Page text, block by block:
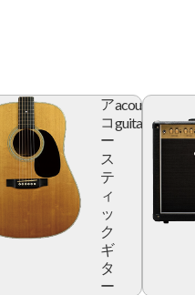
ア
コ
ー
ス
テ
ィ
ッ
ク
ギ
タ
ー
acoustic
guitar